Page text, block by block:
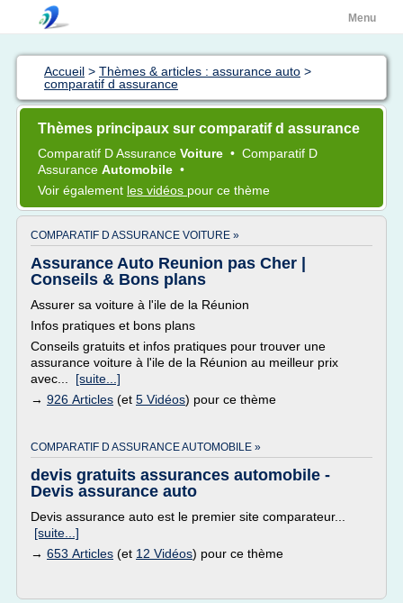
Menu
Accueil > Thèmes & articles : assurance auto >
comparatif d assurance
Thèmes principaux sur comparatif d assurance
Comparatif DAssurance Voiture • Comparatif D
Assurance Automobile •
Voir également les vidéos pour ce thème
COMPARATIF D ASSURANCE VOITURE »
Assurance Auto Reunion pas Cher |
Conseils & Bons plans
Assurer sa voiture à l'ile de la Réunion
Infos pratiques et bons plans
Conseils gratuits et infos pratiques pour trouver une
assurance voiture à l'ile de la Réunion au meilleur prix
avec... [suite...]
→ 926 Articles (et 5 Vidéos) pour ce thème
COMPARATIF D ASSURANCE AUTOMOBILE »
devis gratuits assurances automobile -
Devis assurance auto
Devis assurance auto est le premier site comparateur...
[suite...]
→ 653 Articles (et 12 Vidéos) pour ce thème